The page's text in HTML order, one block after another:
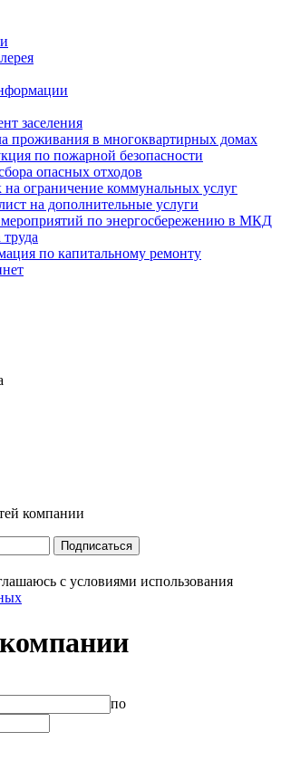
заселения
проживания в многоквартирных домах
по пожарной безопасности
опасных отходов
ограничение коммунальных услуг
на дополнительные услуги
по энергосбережению в МКД
по капитальному ремонту
компании
Подписаться
с условиями использования
по